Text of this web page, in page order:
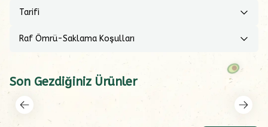
Tarifi
Raf Ömrü-Saklama Koşulları
Son Gezdiğiniz Ürünler